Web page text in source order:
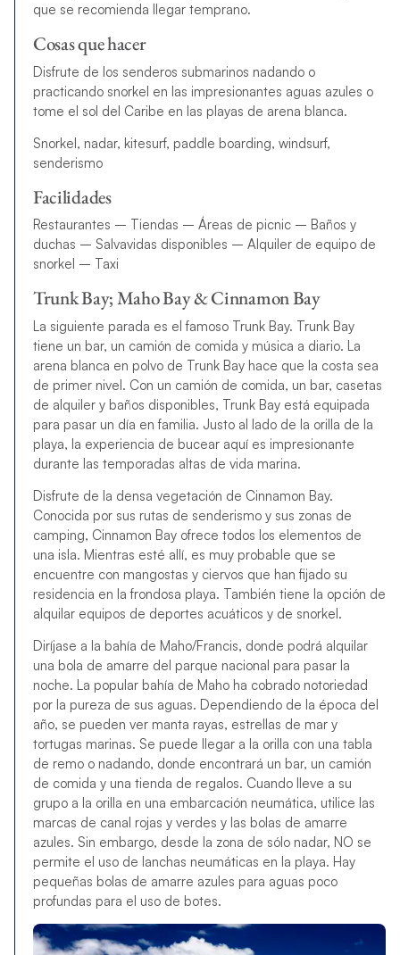
que se recomienda llegar temprano.
Cosas que hacer
Disfrute de los senderos submarinos nadando o
practicando snorkel en las impresionantes aguas azules o
tome el sol del Caribe en las playas de arena blanca.
Snorkel, nadar, kitesurf, paddle boarding, windsurf,
senderismo
Facilidades
Restaurantes – Tiendas – Áreas de picnic – Baños y
duchas – Salvavidas disponibles – Alquiler de equipo de
snorkel – Taxi
Trunk Bay; Maho Bay & Cinnamon Bay
La siguiente parada es el famoso Trunk Bay. Trunk Bay
tiene un bar, un camión de comida y música a diario. La
arena blanca en polvo de Trunk Bay hace que la costa sea
de primer nivel. Con un camión de comida, un bar, casetas
de alquiler y baños disponibles, Trunk Bay está equipada
para pasar un día en familia. Justo al lado de la orilla de la
playa, la experiencia de bucear aquí es impresionante
durante las temporadas altas de vida marina.
Disfrute de la densa vegetación de Cinnamon Bay.
Conocida por sus rutas de senderismo y sus zonas de
camping, Cinnamon Bay ofrece todos los elementos de
una isla. Mientras esté allí, es muy probable que se
encuentre con mangostas y ciervos que han fijado su
residencia en la frondosa playa. También tiene la opción de
alquilar equipos de deportes acuáticos y de snorkel.
Diríjase a la bahía de Maho/Francis, donde podrá alquilar
una bola de amarre del parque nacional para pasar la
noche. La popular bahía de Maho ha cobrado notoriedad
por la pureza de sus aguas. Dependiendo de la época del
año, se pueden ver manta rayas, estrellas de mar y
tortugas marinas. Se puede llegar a la orilla con una tabla
de remo o nadando, donde encontrará un bar, un camión
de comida y una tienda de regalos. Cuando lleve a su
grupo a la orilla en una embarcación neumática, utilice las
marcas de canal rojas y verdes y las bolas de amarre
azules. Sin embargo, desde la zona de sólo nadar, NO se
permite el uso de lanchas neumáticas en la playa. Hay
pequeñas bolas de amarre azules para aguas poco
profundas para el uso de botes.